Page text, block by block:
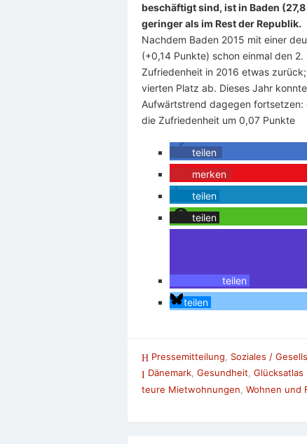
beschäftigt sind, ist in Baden
geringer als im Rest der Republik.
Nachdem Baden 2015 mit einer
(+0,14 Punkte) schon einmal den
Zufriedenheit in 2016 etwas
vierten Platz ab. Dieses Jahr
Aufwärtstrend dagegen fortsetzen:
die Zufriedenheit um 0,07 Punkte
teilen
merken
teilen
teilen
teilen
teilen
Pressemitteilung
Soziales /
Dänemark, Gesundheit, Glücksatlas
teure Mietwohnungen Wohnen und